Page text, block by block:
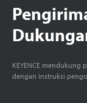
KEYENCE
dengan instruksi